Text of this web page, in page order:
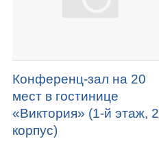
Конференц-зал на 20
мест в гостинице
«Виктория» (1-й этаж, 2
корпус)